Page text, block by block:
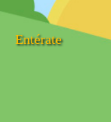
Entérate